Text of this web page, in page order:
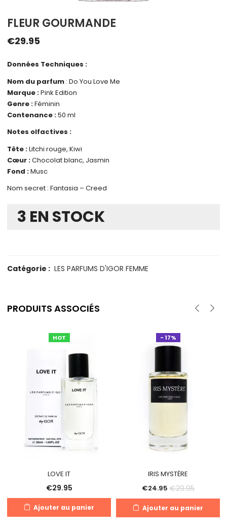
FLEUR GOURMANDE
€29.95
Données Techniques :
Nom du parfum : Do You Love Me
Marque :Pink Edition
Genre :Féminin
Contenance :50 ml
Notes olfactives :
Tête :Litchi rouge, Kiwi
Cœur :Chocolat blanc, Jasmin
Fond :Musc
Nom secret : Fantasia – Creed
3 EN STOCK
Catégorie : LES PARFUMS D'IGOR FEMME
PRODUITS ASSOCIÉS
HOT
LOVE IT
€29.95
Ajouter au panier
- 17%
IRIS MYSTÈRE
€24.95 €29.95
Ajouter au panier